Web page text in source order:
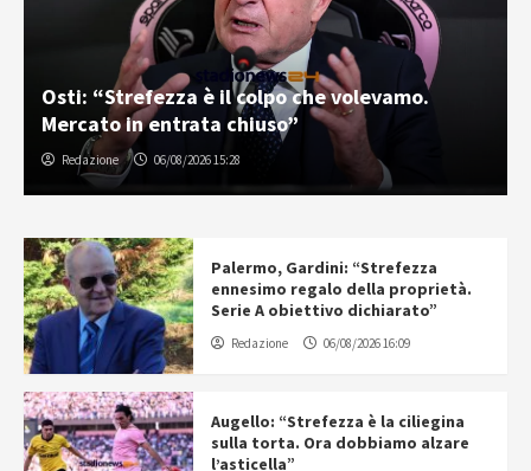
Osti: “Strefezza è il colpo che volevamo.
Mercato in entrata chiuso”
Redazione 06/08/2026 15:28
Palermo, Gardini: “Strefezza
ennesimo regalo della proprietà.
Serie A obiettivo dichiarato”
Redazione 06/08/2026 16:09
Augello: “Strefezza è la ciliegina
sulla torta. Ora dobbiamo alzare
l’asticella”